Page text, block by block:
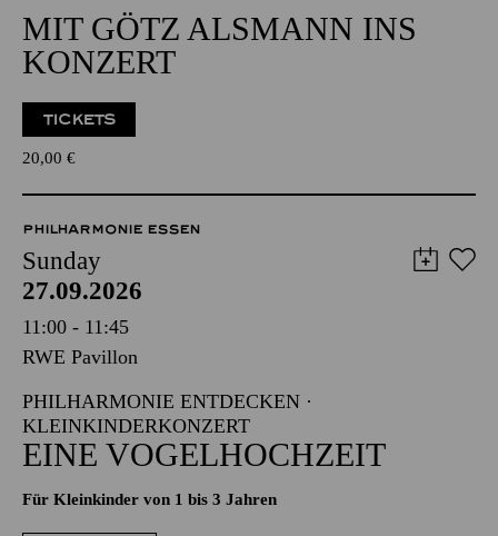
MIT GÖTZ ALSMANN INS
KONZERT
TICKETS
20,00 €
PHILHARMONIE ESSEN
Sunday
27.09.2026
11:00 - 11:45
RWE Pavillon
PHILHARMONIE ENTDECKEN ·
KLEINKINDERKONZERT
EINE VOGELHOCHZEIT
Für Kleinkinder von 1 bis 3 Jahren